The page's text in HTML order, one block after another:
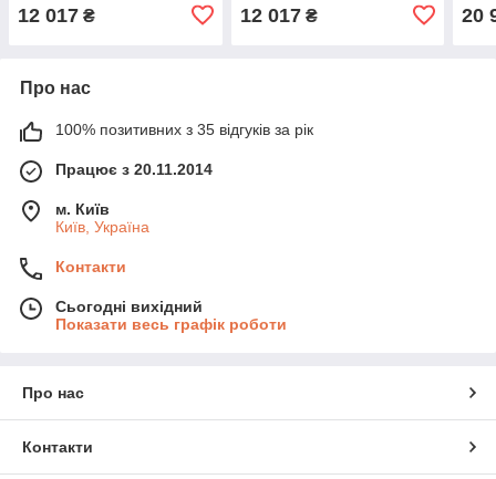
12 017 ₴ 12 017₴ 20
Про нас
100% позитивних з 35 відгуків за рік
Працює з 20.11.2014
м. Київ
Київ, Україна
Контакти
Сьогодні вихідний
Показати весь графік роботи
Про нас
Контакти